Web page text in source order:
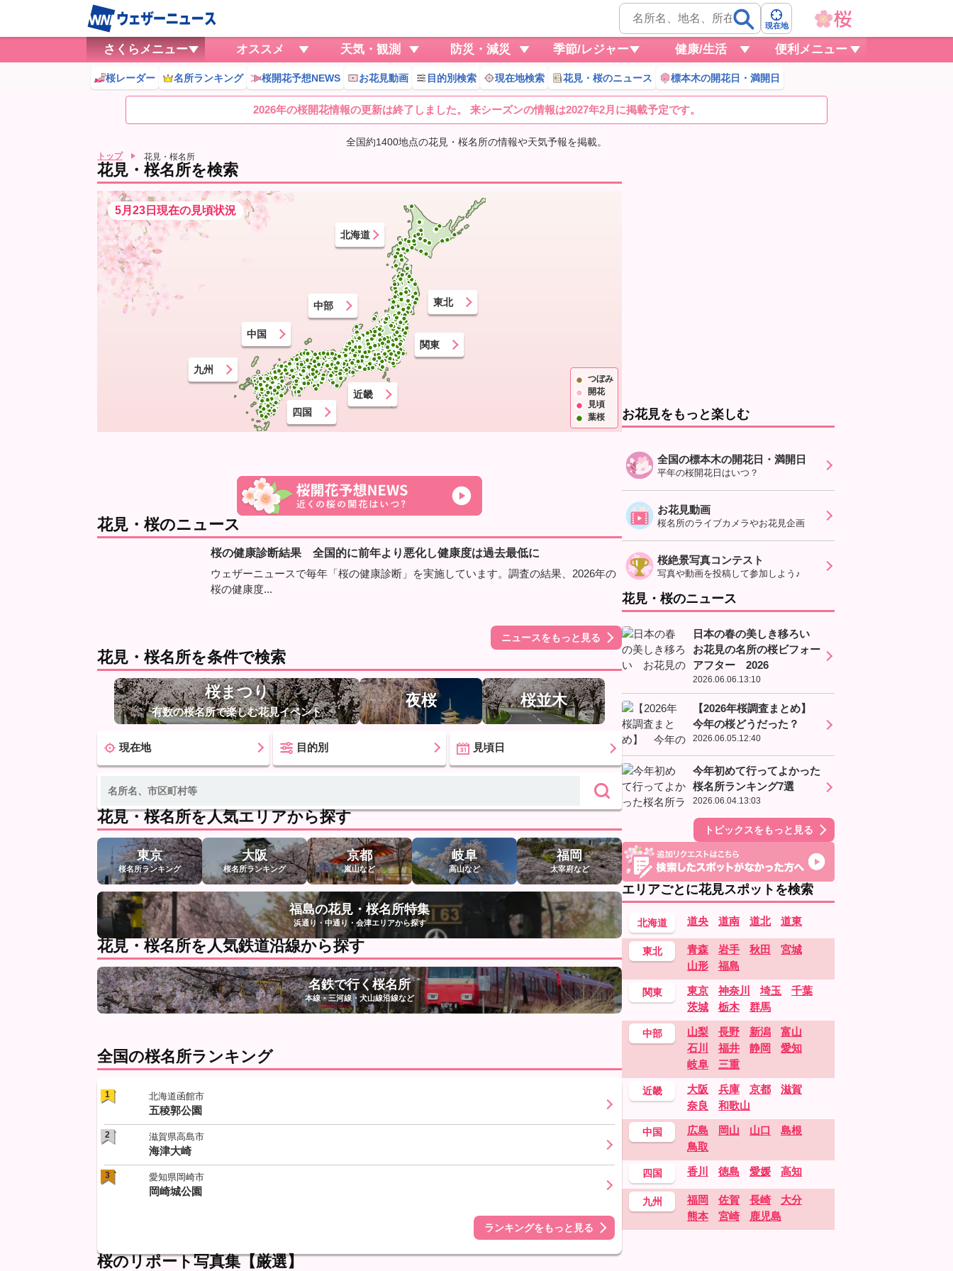
現在地
さくらメニュー オススメ 天気・観測 防災・減災 季節/レジャー 健康/生活 便利メニュー
桜レーダー 名所ランキング 桜開花予想NEWS お花見動画 目的別検索 現在地検索 花見・桜のニュース 標本木の開花日・満開日
2026年の桜開花情報の更新は終了しました。 来シーズンの情報は2027年2月に掲載予定です。
全国約1400地点の花見・桜名所の情報や天気予報を掲載。
トップ 花見・桜名所
花見・桜名所を検索
5月23日現在の見頃状況
つぼみ
開花
見頃
葉桜
北海道
東北
関東
中部
近畿
中国
四国
九州
花見・桜のニュース
桜の健康診断結果 全国的に前年より悪化し健康度は過去最低に
ウェザーニュースで毎年「桜の健康診断」を実施しています。調査の結果、2026年の
桜の健康度...
ニュースをもっと見る
花見・桜名所を条件で検索
桜まつり
有数の桜名所で楽しむ花見イベント
夜桜 桜並木
現在地 目的別 見頃日
花見・桜名所を人気エリアから探す
東京
桜名所ランキング
大阪
桜名所ランキング
京都
嵐山など
岐阜
高山など
福岡
太宰府など
福島の花見・桜名所特集
浜通り・中通り・会津エリアから探す
花見・桜名所を人気鉄道沿線から探す
名鉄で行く桜名所
本線・三河線・犬山線沿線など
全国の桜名所ランキング
1 北海道函館市
五稜郭公園
2 滋賀県高島市
海津大崎
3 愛知県岡崎市
岡崎城公園
ランキングをもっと見る
桜のリポート写真集【厳選】
お花見をもっと楽しむ
全国の標本木の開花日・満開日
平年の桜開花日はいつ？
お花見動画
桜名所のライブカメラやお花見企画
桜絶景写真コンテスト
写真や動画を投稿して参加しよう♪
花見・桜のニュース
日本の春の美しき移ろい
お花見の名所の桜ビフォー
アフター 2026
2026.06.06.13:10
【2026年桜調査まとめ】
今年の桜どうだった？
2026.06.05.12:40
今年初めて行ってよかった
桜名所ランキング7選
2026.06.04.13:03
トピックスをもっと見る
エリアごとに花見スポットを検索
北海道 道央 道南 道北 道東
東北 青森 岩手 秋田
宮城
山形
福島
関東 東京 神奈川 埼玉
千葉
茨城
栃木 群馬
中部 山梨 長野 新潟
富山
石川
福井 静岡
愛知
岐阜
三重
近畿 大阪 兵庫 京都
滋賀
奈良
和歌山
中国 広島 岡山 山口
島根
鳥取
四国 香川 徳島 愛媛 高知
九州 福岡 佐賀 長崎
大分
熊本
宮崎 鹿児島